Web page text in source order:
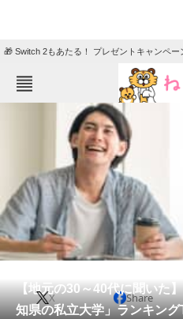
🎁 Switch 2もあたる！ プレゼントキャンペー
ねとらぼメニュー
グルメ
住まい
動物
会員記事
【地元の30～40代に聞いた
知県の私立大学」ランキン
X Share